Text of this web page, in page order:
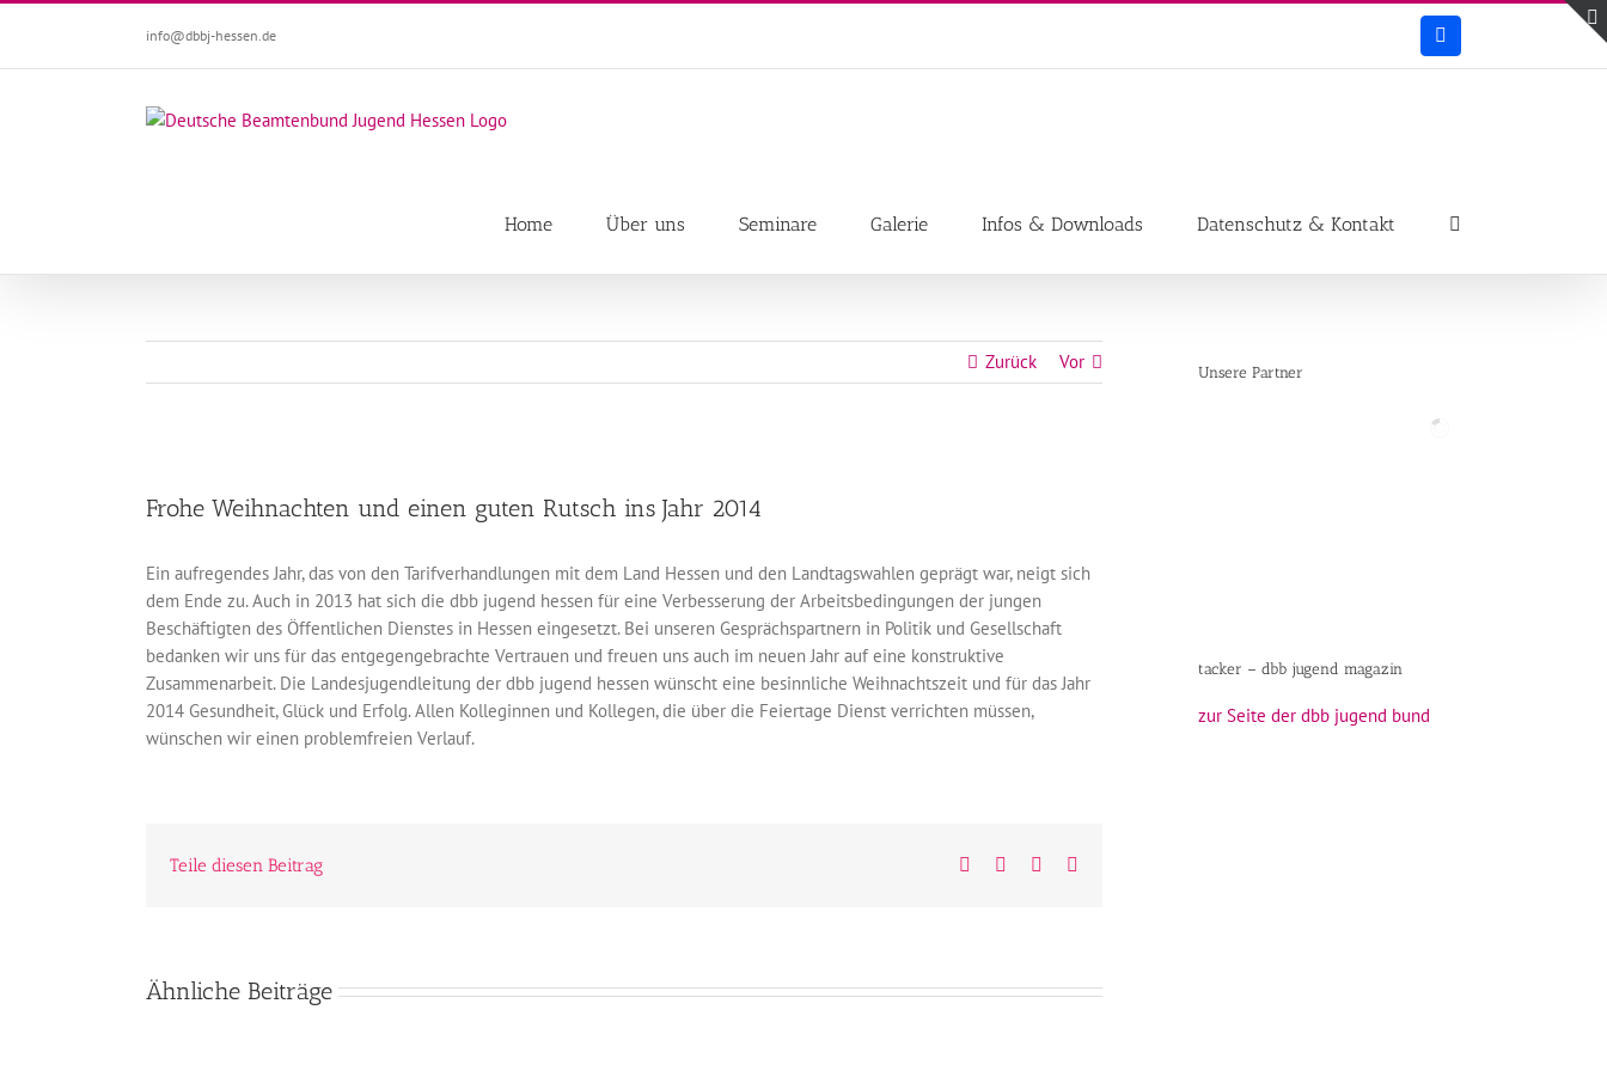
springen
info@dbbj-hessen.de Facebook
Home Über uns Seminare Galerie Infos & Downloads Datenschutz & Kontakt
Zurück Vor
grösseres
Bild
Frohe Weihnachten und einen guten Rutsch ins Jahr 2014
Ein aufregendes Jahr, das von den Tarifverhandlungen mit dem Land Hessen und den Landtagswahlen geprägt war, neigt sich
dem Ende zu. Auch in 2013 hat sich die dbb jugend hessen für eine Verbesserung der Arbeitsbedingungen der jungen
Beschäftigten des Öffentlichen Dienstes in Hessen eingesetzt. Bei unseren Gesprächspartnern in Politik und Gesellschaft
bedanken wir uns für das entgegengebrachte Vertrauen und freuen uns auch im neuen Jahr auf eine konstruktive
Zusammenarbeit. Die Landesjugendleitung der dbb jugend hessen wünscht eine besinnliche Weihnachtszeit und für das Jahr
2014 Gesundheit, Glück und Erfolg. Allen Kolleginnen und Kollegen, die über die Feiertage Dienst verrichten müssen,
wünschen wir einen problemfreien Verlauf.
Teile diesen Beitrag Facebook
TwitterWhatsApp
Ähnliche Beiträge
Unsere Partner
tacker – dbb jugend magazin
zur Seite der dbb jugend bund